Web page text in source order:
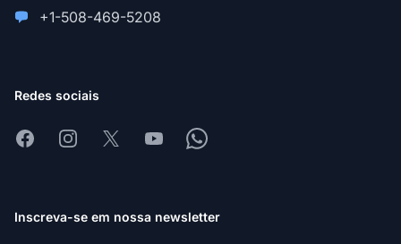
+1-508-469-5208
Redes sociais
FacebookInstagram
X YoutubeWhatsapp
Inscreva-se em nossa newsletter